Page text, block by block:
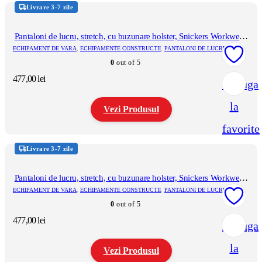
produs
are
multe
variații.
Opțiunile
fi
alese
Adauga
la
favorite
Livrare 3-7 zile
Pantaloni de lucru, stretch, cu buzunare holster, Snickers Workwear,
AllroundWork, 6241, Forest Green/Black
ECHIPAMENT DE VARA, ECHIPAMENTE CONSTRUCTII, PANTALONI DE LUCRU
0 out of 5
477,00lei
Vezi Produsul
produs
are
multe
variații.
Opțiunile
fi
alese
Adauga
la
Livrare 3-7 zile
Pantaloni de lucru, stretch, cu buzunare holster, Snickers Workwear,
AllroundWork, 6241, Khaki Green/Black
ECHIPAMENT DE VARA, ECHIPAMENTE CONSTRUCTII, PANTALONI DE LUCRU
0 out of 5
477,00lei
Vezi Produsul